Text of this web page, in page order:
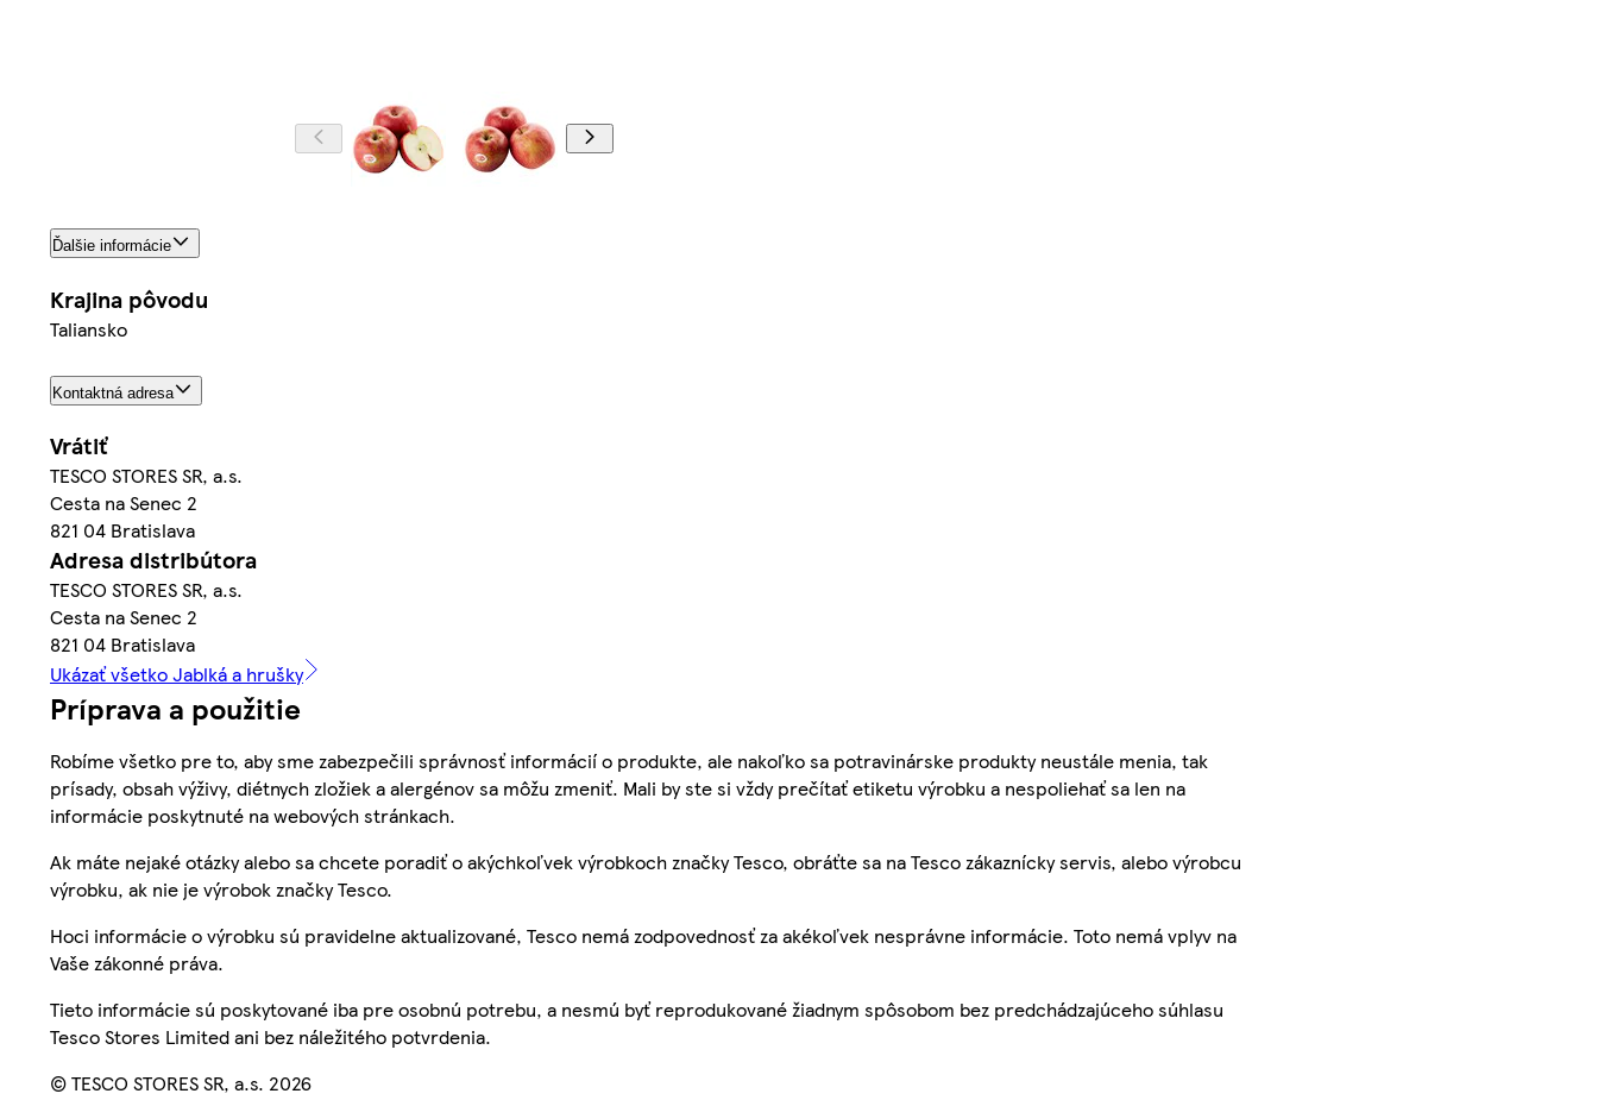
Ďalšie informácie
Krajina pôvodu
Taliansko
Kontaktná adresa
Vrátiť
TESCO STORES SR, a.s.
Cesta na Senec 2
821 04 Bratislava
Adresa distribútora
TESCO STORES SR, a.s.
Cesta na Senec 2
821 04 Bratislava
Ukázať všetko Jablká a hrušky
Príprava a použitie
Robíme všetko pre to, aby sme zabezpečili správnosť informácií o produkte, ale nakoľko sa potravinárske produkty neustále menia, tak
prísady, obsah výživy, diétnych zložiek a alergénov sa môžu zmeniť. Mali by ste si vždy prečítať etiketu výrobku a nespoliehať sa len na
informácie poskytnuté na webových stránkach.
Ak máte nejaké otázky alebo sa chcete poradiť o akýchkoľvek výrobkoch značky Tesco, obráťte sa na Tesco zákaznícky servis, alebo výrobcu
výrobku, ak nie je výrobok značky Tesco.
Hoci informácie o výrobku sú pravidelne aktualizované, Tesco nemá zodpovednosť za akékoľvek nesprávne informácie. Toto nemá vplyv na
Vaše zákonné práva.
Tieto informácie sú poskytované iba pre osobnú potrebu, a nesmú byť reprodukované žiadnym spôsobom bez predchádzajúceho súhlasu
Tesco Stores Limited ani bez náležitého potvrdenia.
© TESCO STORES SR, a.s. 2026